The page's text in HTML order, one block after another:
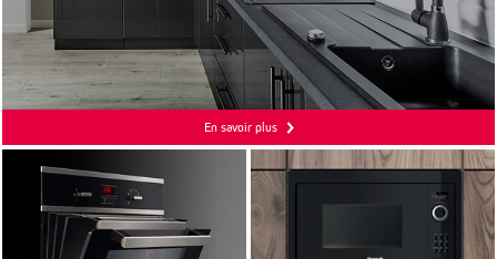
En savoir plus